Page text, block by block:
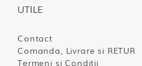
UTILE
Contact
Comanda, Livrare si RETUR
Termeni si Conditii